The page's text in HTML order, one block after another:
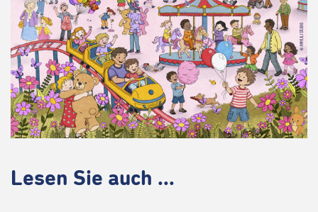
Lesen Sie auch ...